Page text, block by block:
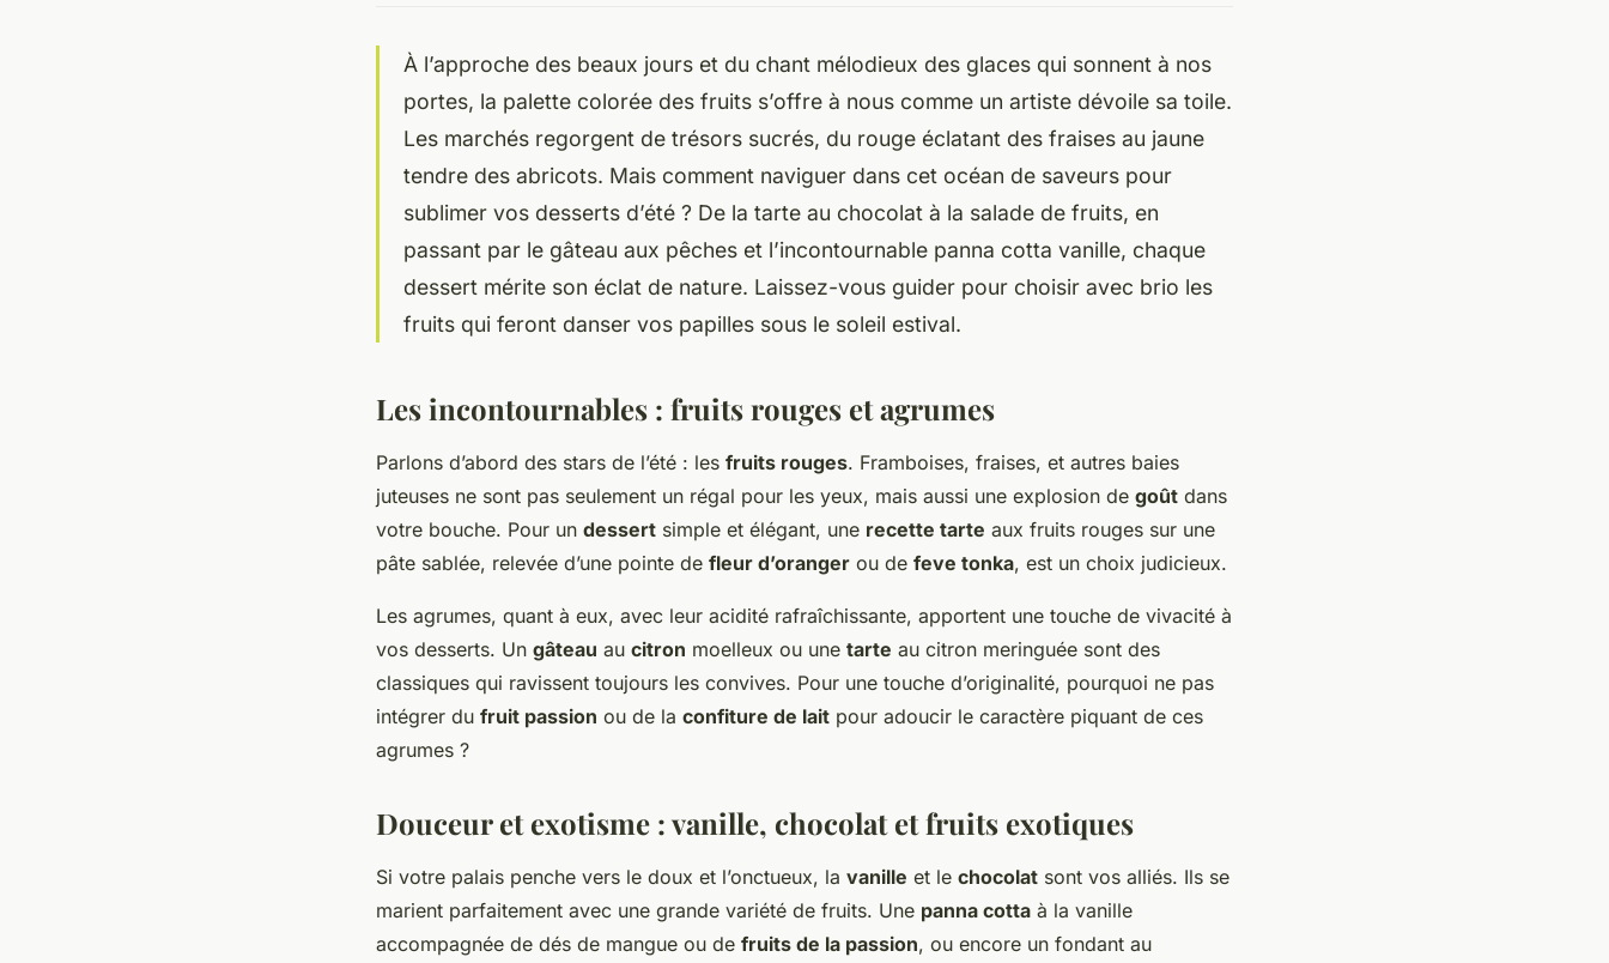
À l’approche des beaux jours et du chant mélodieux des glaces qui sonnent à nos
portes, la palette colorée des fruits s’offre à nous comme un artiste dévoile sa toile.
Les marchés regorgent de trésors sucrés, du rouge éclatant des fraises au jaune
tendre des abricots. Mais comment naviguer dans cet océan de saveurs pour
sublimer vos desserts d’été ? De la tarte au chocolat à la salade de fruits, en
passant par le gâteau aux pêches et l’incontournable panna cotta vanille, chaque
dessert mérite son éclat de nature. Laissez-vous guider pour choisir avec brio les
fruits qui feront danser vos papilles sous le soleil estival.
Les incontournables : fruits rouges et agrumes
Parlons d’abord des stars de l’été : les fruits rouges. Framboises, fraises, et autres baies
juteuses ne sont pas seulement un régal pour les yeux, mais aussi une explosion de goût dans
votre bouche. Pour un dessert simple et élégant, une recette tarte aux fruits rouges sur une
pâte sablée, relevée d’une pointe de fleur d’oranger ou de feve tonka, est un choix judicieux.
Les agrumes, quant à eux, avec leur acidité rafraîchissante, apportent une touche de vivacité à
vos desserts. Un gâteau au citron moelleux ou une tarte au citron meringuée sont des
classiques qui ravissent toujours les convives. Pour une touche d’originalité, pourquoi ne pas
intégrer du fruit passion ou de la confiture de lait pour adoucir le caractère piquant de ces
agrumes ?
Douceur et exotisme : vanille, chocolat et fruits exotiques
Si votre palais penche vers le doux et l’onctueux, la vanille et le chocolat sont vos alliés. Ils se
marient parfaitement avec une grande variété de fruits. Une panna cotta à la vanille
accompagnée de dés de mangue ou de fruits de la passion, ou encore un fondant au